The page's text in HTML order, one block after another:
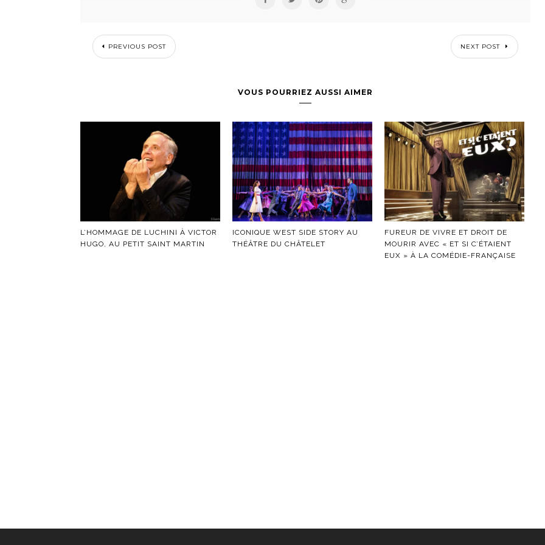
PREVIOUS POST NEXT POST
VOUS POURRIEZ AUSSI AIMER
L’HOMMAGE DE LUCHINI À VICTOR
HUGO, AU PETIT SAINT MARTIN
ICONIQUE WEST SIDE STORY AU
THÉÂTRE DU CHÂTELET
FUREUR DE VIVRE ET DROIT DE
MOURIR AVEC « ET SI C’ÉTAIENT
EUX » À LA COMÉDIE-FRANÇAISE
A l'étranger,Chanter,Historique,
★★★★★
« MY NAME IS
ALEXANDER HAMILON »
AU VICTORIA PALACE
THEATRE DE LONDRES
Avignon 2023,Classique,
Contemporain,Lyon ,★★★★
BRILLANTE ÉPOPÉE
AUX ODEURS DE
VESTIAIRES AVEC
L’ILIADE, À LA FACTORY
#OFF2023